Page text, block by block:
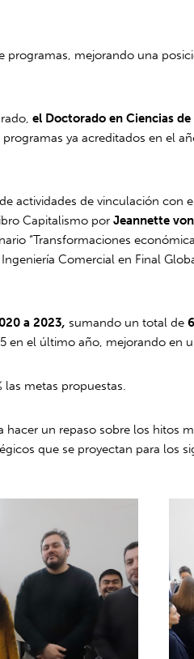
programas, mejorando una
el Doctorado en Ciencias
ya acreditados en el
actividades de vinculación con
Capitalismo porJeannette
“Transformaciones
Comercial en Final
a 2023,sumando un total de
en el último año, mejorando en
las metas propuestas.
un repaso sobre los hitos
que se proyectan para los